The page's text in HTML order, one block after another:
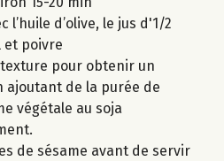
l’huile d’olive, le jus d'1/2
et poivre
pour obtenir un
ajoutant de la purée de
végétale au soja
de sésame avant de servir